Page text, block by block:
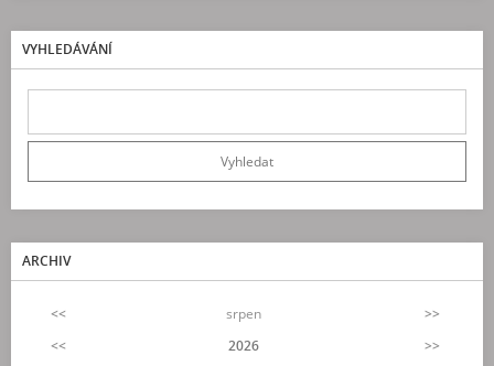
VYHLEDÁVÁNÍ
ARCHIV
<< srpen
>>
<<
2026
>>